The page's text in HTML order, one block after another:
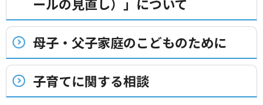
母子・父子家庭のこどものために
子育てに関する相談